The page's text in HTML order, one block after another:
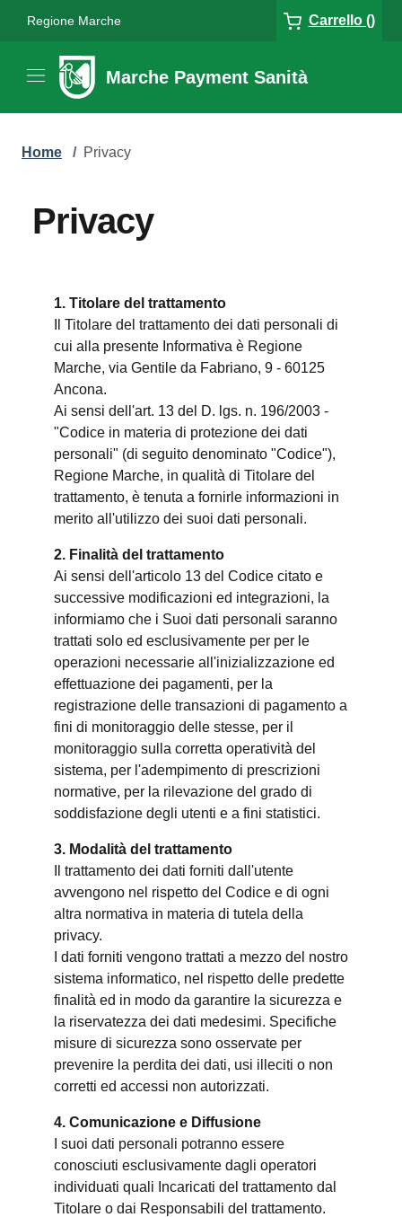
Regione Marche Carrello ()
Marche Payment Sanità
Home / Privacy
Privacy
1. Titolare del trattamento
Il Titolare del trattamento dei dati personali di
cui alla presente Informativa è Regione
Marche, via Gentile da Fabriano, 9 - 60125
Ancona.
Ai sensi dell'art. 13 del D. lgs. n. 196/2003 -
"Codice in materia di protezione dei dati
personali" (di seguito denominato "Codice"),
Regione Marche, in qualità di Titolare del
trattamento, è tenuta a fornirle informazioni in
merito all'utilizzo dei suoi dati personali.
2. Finalità del trattamento
Ai sensi dell'articolo 13 del Codice citato e
successive modificazioni ed integrazioni, la
informiamo che i Suoi dati personali saranno
trattati solo ed esclusivamente per per le
operazioni necessarie all'inizializzazione ed
effettuazione dei pagamenti, per la
registrazione delle transazioni di pagamento a
fini di monitoraggio delle stesse, per il
monitoraggio sulla corretta operatività del
sistema, per l'adempimento di prescrizioni
normative, per la rilevazione del grado di
soddisfazione degli utenti e a fini statistici.
3. Modalità del trattamento
Il trattamento dei dati forniti dall'utente
avvengono nel rispetto del Codice e di ogni
altra normativa in materia di tutela della
privacy.
I dati forniti vengono trattati a mezzo del nostro
sistema informatico, nel rispetto delle predette
finalità ed in modo da garantire la sicurezza e
la riservatezza dei dati medesimi. Specifiche
misure di sicurezza sono osservate per
prevenire la perdita dei dati, usi illeciti o non
corretti ed accessi non autorizzati.
4. Comunicazione e Diffusione
I suoi dati personali potranno essere
conosciuti esclusivamente dagli operatori
individuati quali Incaricati del trattamento dal
Titolare o dai Responsabili del trattamento.